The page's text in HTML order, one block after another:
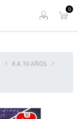
0
8 A 10 AÑOS